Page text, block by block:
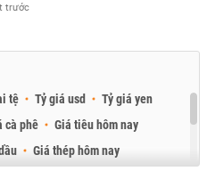
trước
tệ Tỷ giá usd
Tỷ giá yen
cà phê
Giá tiêu hôm nay
Giá thép hôm nay